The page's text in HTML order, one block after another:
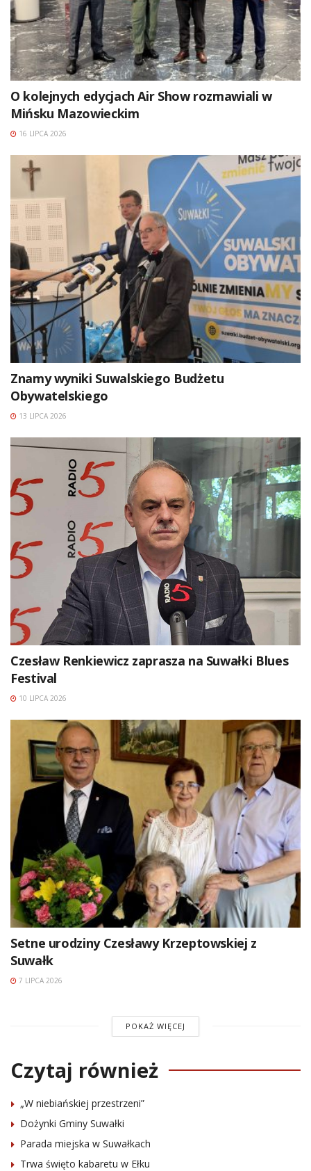
O kolejnych edycjach Air Show rozmawiali w
Mińsku Mazowieckim
16 LIPCA 2026
Znamy wyniki Suwalskiego Budżetu
Obywatelskiego
13 LIPCA 2026
Czesław Renkiewicz zaprasza na Suwałki Blues
Festival
10 LIPCA 2026
Setne urodziny Czesławy Krzeptowskiej z
Suwałk
7 LIPCA 2026
POKAŻ WIĘCEJ
Czytaj również
„W niebiańskiej przestrzeni”
Dożynki Gminy Suwałki
Parada miejska w Suwałkach
Trwa święto kabaretu w Ełku